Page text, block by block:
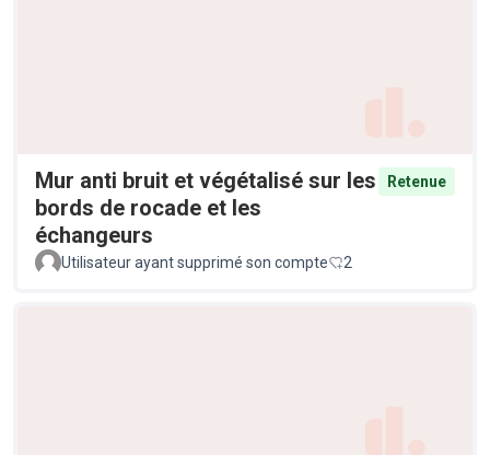
Mur anti bruit et végétalisé sur les
bords de rocade et les
échangeurs
Retenue
Utilisateur ayant supprimé son compte 2